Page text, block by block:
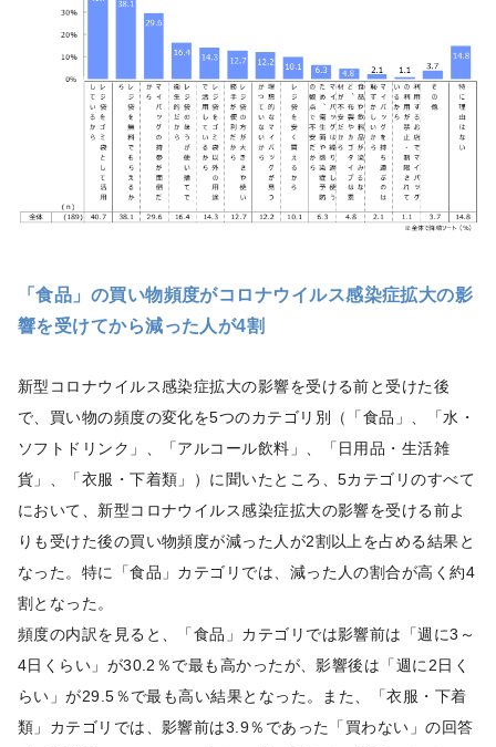
「食品」の買い物頻度がコロナウイルス感染症拡大の影
響を受けてから減った人が4割
新型コロナウイルス感染症拡大の影響を受ける前と受けた後
で、買い物の頻度の変化を5つのカテゴリ別（「食品」、「水・
ソフトドリンク」、「アルコール飲料」、「日用品・生活雑
貨」、「衣服・下着類」）に聞いたところ、5カテゴリのすべて
において、新型コロナウイルス感染症拡大の影響を受ける前よ
りも受けた後の買い物頻度が減った人が2割以上を占める結果と
なった。特に「食品」カテゴリでは、減った人の割合が高く約4
割となった。
頻度の内訳を見ると、「食品」カテゴリでは影響前は「週に3～
4日くらい」が30.2％で最も高かったが、影響後は「週に2日く
らい」が29.5％で最も高い結果となった。また、「衣服・下着
類」カテゴリでは、影響前は3.9％であった「買わない」の回答